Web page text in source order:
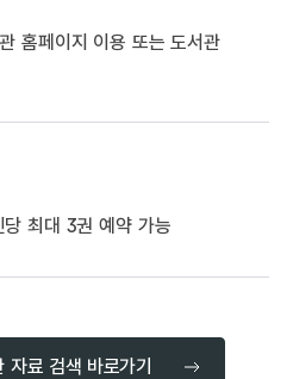
홈페이지 이용 또는 도서관
최대 3권 예약 가능
자료 검색 바로가기